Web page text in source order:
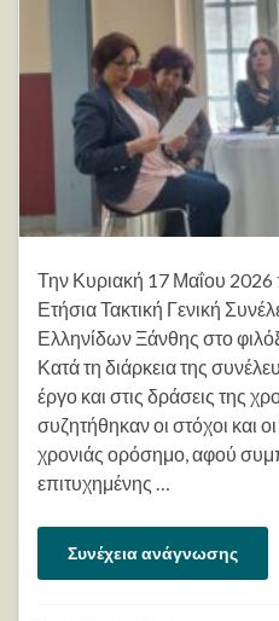
Την Κυριακή 17 Μαΐου
Ετήσια Τακτική Γενική
Ελληνίδων Ξάνθης στο
Κατά τη διάρκεια της
έργο και στις δράσεις της
συζητήθηκαν οι στόχοι και
χρονιάς ορόσημο, αφού
επιτυχημένης …
Συνέχεια ανάγνωσης